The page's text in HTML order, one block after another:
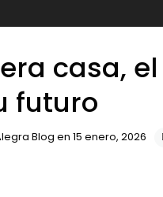
casa,
futuro
Blog en 15 enero, 2026